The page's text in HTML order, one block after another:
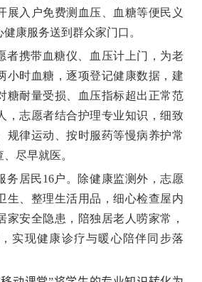
展入户免费测血压、血糖等便民义
康服务送到群众家门口。
者携带血糖仪、血压计上门，为老
小时血糖，逐项登记健康数据，建
糖耐量受损
血压指标超出正常范
，志愿者结合护理专业知识，细致
规律运动、按时服药等慢病养护常
尽早就医。
居民16户。 除健康监测外，志愿
生、整理生活用品，细心检查屋内
家安全隐患，陪独居老人唠家常，
实现健康诊疗与暖心陪伴同步落